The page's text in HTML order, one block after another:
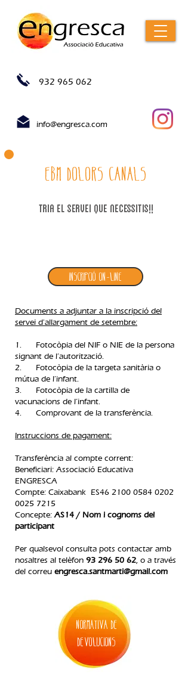
932 965 062
info@engresca.com
EBM Dolors Canals
tria el servei que necessitIs!!
Inscripció ON-LINE
Documents a adjuntar a la inscripció del
servei d'allargament de setembre:
1. Fotocòpia del NIF o NIE de la persona
signant de l’autorització.
2. Fotocòpia de la targeta sanitària o
mútua de l’infant.
3. Fotocòpia de la cartilla de
vacunacions de l’infant.
4. Comprovant de la transferència.​
Instruccions de pagament:
Transferència al compte corrent:
Beneficiari: Associació Educativa
ENGRESCA
Compte: Caixabank ES46 2100 0584 0202
0025 7215
Concepte:AS14 / Nom i cognoms del
participant
Per qualsevol consulta pots contactar amb
nosaltres al telèfon 93 296 50 62, o a través
del correu engresca.santmarti@gmail.com
normativa de
devolucions